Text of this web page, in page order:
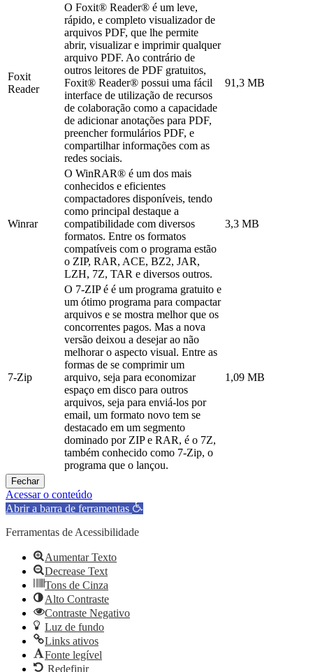
Foxit
Reader
O Foxit® Reader® é um leve,
rápido, e completo visualizador de
arquivos PDF, que lhe permite
abrir, visualizar e imprimir qualquer
arquivo PDF. Ao contrário de
outros leitores de PDF gratuitos,
Foxit® Reader® possui uma fácil
interface de utilização de recursos
de colaboração como a capacidade
de adicionar anotações para PDF,
preencher formulários PDF, e
compartilhar informações com as
redes sociais.
91,3 MB
Winrar
O WinRAR® é um dos mais
conhecidos e eficientes
compactadores disponíveis, tendo
como principal destaque a
compatibilidade com diversos
formatos. Entre os formatos
compatíveis com o programa estão
o ZIP, RAR, ACE, BZ2, JAR,
LZH, 7Z, TAR e diversos outros.
3,3 MB
7-Zip
O 7-ZIP é é um programa gratuito e
um ótimo programa para compactar
arquivos e se mostra melhor que os
concorrentes pagos. Mas a nova
versão deixou a desejar ao não
melhorar o aspecto visual. Entre as
formas de se comprimir um
arquivo, seja para economizar
espaço em disco para outros
arquivos, seja para enviá-los por
email, um formato novo tem se
destacado em um segmento
dominado por ZIP e RAR, é o 7Z,
também conhecido como 7-Zip, o
programa que o lançou.
1,09 MB
Fechar
Acessar o conteúdo
Abrir a barra de ferramentas
Ferramentas de Acessibilidade
Aumentar Texto
Decrease Text
Tons de Cinza
Alto Contraste
Contraste Negativo
Luz de fundo
Links ativos
Fonte legível
Redefinir